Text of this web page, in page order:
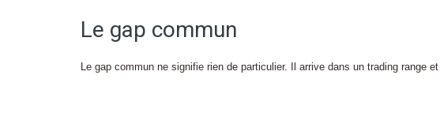
Le gap commun
Le gap commun ne signifie rien de particulier. Il arrive dans un trading range